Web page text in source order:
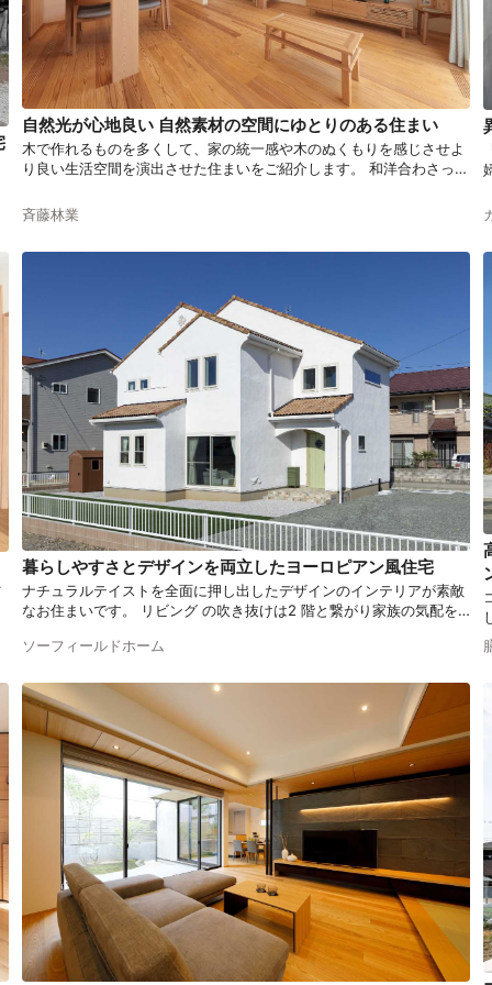
自然光が心地良い 自然素材の空間にゆとりのある住まい
木で作れるものを多くして、家の統一感や木のぬくもりを感じさせよ
り良い生活空間を演出させた住まいをご紹介します。 和洋合わさった
与え住む人、周りの人々に親しみと温かさを届けする住まいとなって
います。
斉藤林業
暮らしやすさとデザインを両立したヨーロピアン風住宅
ナチュラルテイストを全面に押し出したデザインのインテリアが素敵
なお住まいです。 リビング の吹き抜けは2 階と繋がり家族の気配を
間。 お洒落で統一感のある空間が魅力的なデザイン住宅をご紹介しま
ソーフィールドホーム